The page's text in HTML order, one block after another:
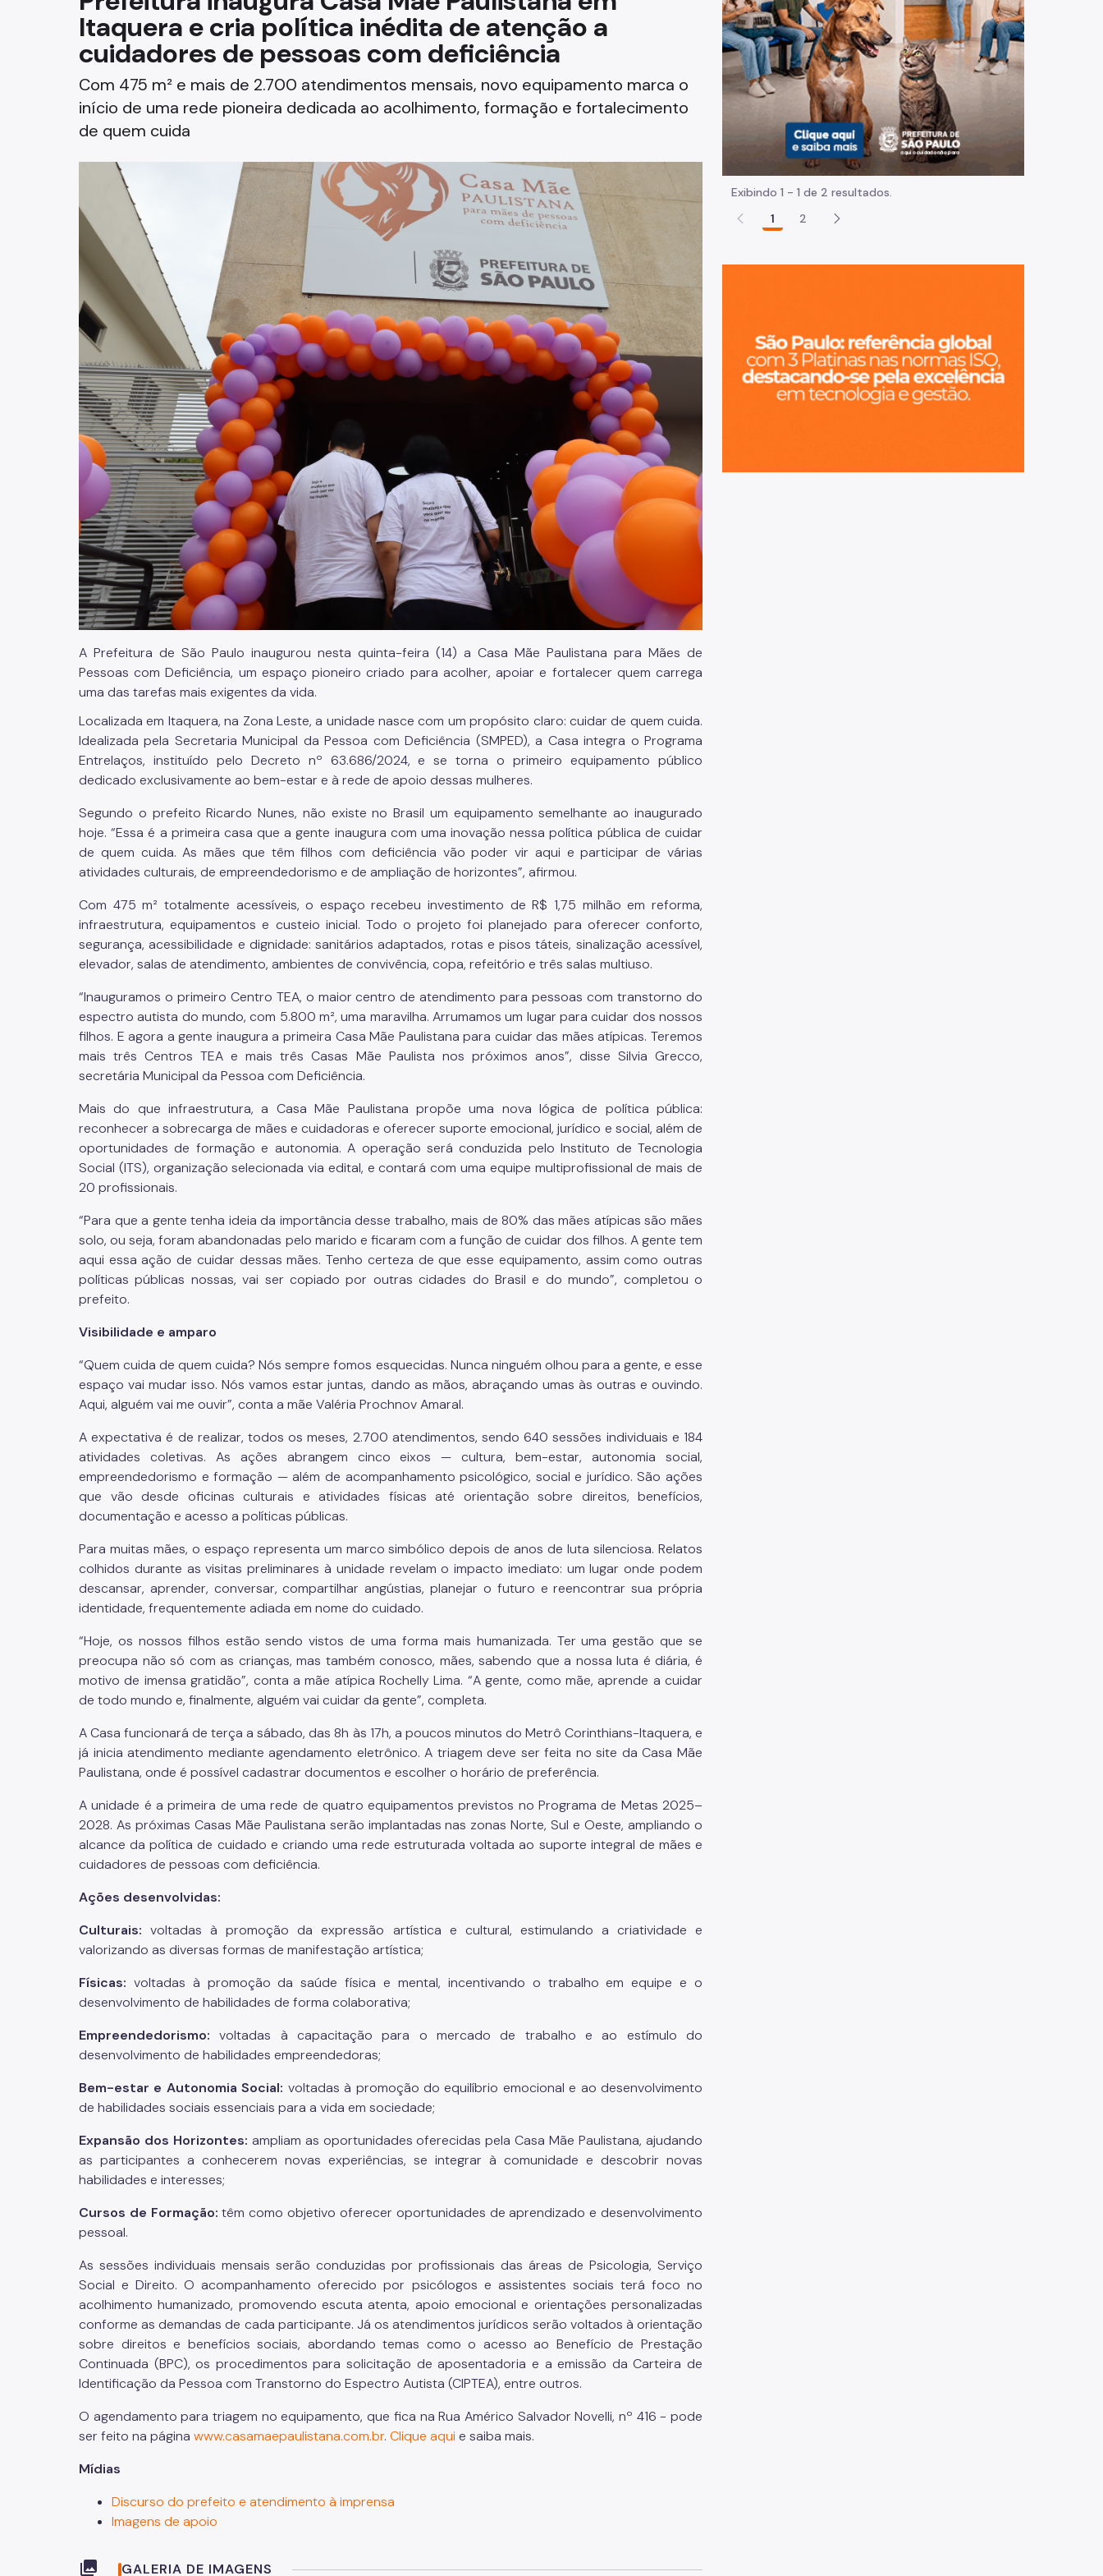
Funerários e Cemiteriais
Mobilidade Urbana e Transporte
Rua e Bairro
Saúde e Bem-estar
Segurança
Trabalho
Impostos e Taxas
Legislação
Licitações e Fornecedores
Oportunidades
Programas e Benefícios
Normas e procedimentos
Itaquera e cria política inédita de atenção a
cuidadores de pessoas com deficiência
Com 475 m² e mais de 2.700 atendimentos mensais, novo equipamento marca o
início de uma rede pioneira dedicada ao acolhimento, formação e fortalecimento
de quem cuida
A Prefeitura de São Paulo inaugurou nesta quinta-feira (14) a Casa Mãe Paulistana para Mães de
Pessoas com Deficiência, um espaço pioneiro criado para acolher, apoiar e fortalecer quem carrega
uma das tarefas mais exigentes da vida.
Localizada em Itaquera, na Zona Leste, a unidade nasce com um propósito claro: cuidar de quem cuida.
Idealizada pela Secretaria Municipal da Pessoa com Deficiência (SMPED), a Casa integra o Programa
Entrelaços, instituído pelo Decreto nº 63.686/2024, e se torna o primeiro equipamento público
dedicado exclusivamente ao bem-estar e à rede de apoio dessas mulheres.
Segundo o prefeito Ricardo Nunes, não existe no Brasil um equipamento semelhante ao inaugurado
hoje. “Essa é a primeira casa que a gente inaugura com uma inovação nessa política pública de cuidar
de quem cuida. As mães que têm filhos com deficiência vão poder vir aqui e participar de várias
atividades culturais, de empreendedorismo e de ampliação de horizontes”, afirmou.
Com 475 m² totalmente acessíveis, o espaço recebeu investimento de R$ 1,75 milhão em reforma,
infraestrutura, equipamentos e custeio inicial. Todo o projeto foi planejado para oferecer conforto,
segurança, acessibilidade e dignidade: sanitários adaptados, rotas e pisos táteis, sinalização acessível,
elevador, salas de atendimento, ambientes de convivência, copa, refeitório e três salas multiuso.
“Inauguramos o primeiro Centro TEA, o maior centro de atendimento para pessoas com transtorno do
espectro autista do mundo, com 5.800 m², uma maravilha. Arrumamos um lugar para cuidar dos nossos
filhos. E agora a gente inaugura a primeira Casa Mãe Paulistana para cuidar das mães atípicas. Teremos
mais três Centros TEA e mais três Casas Mãe Paulista nos próximos anos”, disse Silvia Grecco,
secretária Municipal da Pessoa com Deficiência.
Mais do que infraestrutura, a Casa Mãe Paulistana propõe uma nova lógica de política pública:
reconhecer a sobrecarga de mães e cuidadoras e oferecer suporte emocional, jurídico e social, além de
oportunidades de formação e autonomia. A operação será conduzida pelo Instituto de Tecnologia
Social (ITS), organização selecionada via edital, e contará com uma equipe multiprofissional de mais de
20 profissionais.
“Para que a gente tenha ideia da importância desse trabalho, mais de 80% das mães atípicas são mães
solo, ou seja, foram abandonadas pelo marido e ficaram com a função de cuidar dos filhos. A gente tem
aqui essa ação de cuidar dessas mães. Tenho certeza de que esse equipamento, assim como outras
políticas públicas nossas, vai ser copiado por outras cidades do Brasil e do mundo”, completou o
prefeito.
Visibilidade e amparo
“Quem cuida de quem cuida? Nós sempre fomos esquecidas. Nunca ninguém olhou para a gente, e esse
espaço vai mudar isso. Nós vamos estar juntas, dando as mãos, abraçando umas às outras e ouvindo.
Aqui, alguém vai me ouvir”, conta a mãe Valéria Prochnov Amaral.
A expectativa é de realizar, todos os meses, 2.700 atendimentos, sendo 640 sessões individuais e 184
atividades coletivas. As ações abrangem cinco eixos — cultura, bem-estar, autonomia social,
empreendedorismo e formação — além de acompanhamento psicológico, social e jurídico. São ações
que vão desde oficinas culturais e atividades físicas até orientação sobre direitos, benefícios,
documentação e acesso a políticas públicas.
Para muitas mães, o espaço representa um marco simbólico depois de anos de luta silenciosa. Relatos
colhidos durante as visitas preliminares à unidade revelam o impacto imediato: um lugar onde podem
descansar, aprender, conversar, compartilhar angústias, planejar o futuro e reencontrar sua própria
identidade, frequentemente adiada em nome do cuidado.
“Hoje, os nossos filhos estão sendo vistos de uma forma mais humanizada. Ter uma gestão que se
preocupa não só com as crianças, mas também conosco, mães, sabendo que a nossa luta é diária, é
motivo de imensa gratidão”, conta a mãe atípica Rochelly Lima. “A gente, como mãe, aprende a cuidar
de todo mundo e, finalmente, alguém vai cuidar da gente”, completa.
A Casa funcionará de terça a sábado, das 8h às 17h, a poucos minutos do Metrô Corinthians-Itaquera, e
já inicia atendimento mediante agendamento eletrônico. A triagem deve ser feita no site da Casa Mãe
Paulistana, onde é possível cadastrar documentos e escolher o horário de preferência.
A unidade é a primeira de uma rede de quatro equipamentos previstos no Programa de Metas 2025–
2028. As próximas Casas Mãe Paulistana serão implantadas nas zonas Norte, Sul e Oeste, ampliando o
alcance da política de cuidado e criando uma rede estruturada voltada ao suporte integral de mães e
cuidadores de pessoas com deficiência.
Ações desenvolvidas:
Culturais: voltadas à promoção da expressão artística e cultural, estimulando a criatividade e
valorizando as diversas formas de manifestação artística;
Físicas: voltadas à promoção da saúde física e mental, incentivando o trabalho em equipe e o
desenvolvimento de habilidades de forma colaborativa;
Empreendedorismo: voltadas à capacitação para o mercado de trabalho e ao estímulo do
desenvolvimento de habilidades empreendedoras;
Bem-estar e Autonomia Social: voltadas à promoção do equilíbrio emocional e ao desenvolvimento
de habilidades sociais essenciais para a vida em sociedade;
Expansão dos Horizontes: ampliam as oportunidades oferecidas pela Casa Mãe Paulistana, ajudando
as participantes a conhecerem novas experiências, se integrar à comunidade e descobrir novas
habilidades e interesses;
Cursos de Formação: têm como objetivo oferecer oportunidades de aprendizado e desenvolvimento
pessoal.
As sessões individuais mensais serão conduzidas por profissionais das áreas de Psicologia, Serviço
Social e Direito. O acompanhamento oferecido por psicólogos e assistentes sociais terá foco no
acolhimento humanizado, promovendo escuta atenta, apoio emocional e orientações personalizadas
conforme as demandas de cada participante. Já os atendimentos jurídicos serão voltados à orientação
sobre direitos e benefícios sociais, abordando temas como o acesso ao Benefício de Prestação
Continuada (BPC), os procedimentos para solicitação de aposentadoria e a emissão da Carteira de
Identificação da Pessoa com Transtorno do Espectro Autista (CIPTEA), entre outros.
O agendamento para triagem no equipamento, que fica na Rua Américo Salvador Novelli, nº 416 - pode
ser feito na página www.casamaepaulistana.com.br. Clique aqui e saiba mais.
Mídias
Discurso do prefeito e atendimento à imprensa
Imagens de apoio
collections GALERIA DE IMAGENS
Exibindo 1 - 1 de 2 resultados.
1
2